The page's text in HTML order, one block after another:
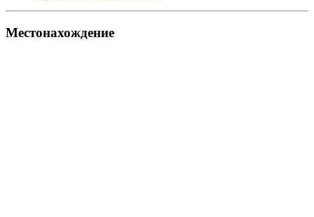
Местонахождение